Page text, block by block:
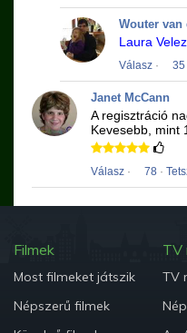
Wouter van
Laura
Válasz · 35
Janet McCann
A regisztráció
Kevesebb, mint
Válasz · 78 ·
Filmek
Most filmeket játszik
Népszerű filmek
TV
TV